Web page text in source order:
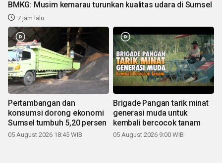
BMKG: Musim kemarau turunkan kualitas udara di Sumsel
7 jam lalu
Pertambangan dan
konsumsi dorong ekonomi
Sumsel tumbuh 5,20 persen
05 August 2026 18:45 WIB
Brigade Pangan tarik minat
generasi muda untuk
kembali bercocok tanam
05 August 2026 9:00 WIB